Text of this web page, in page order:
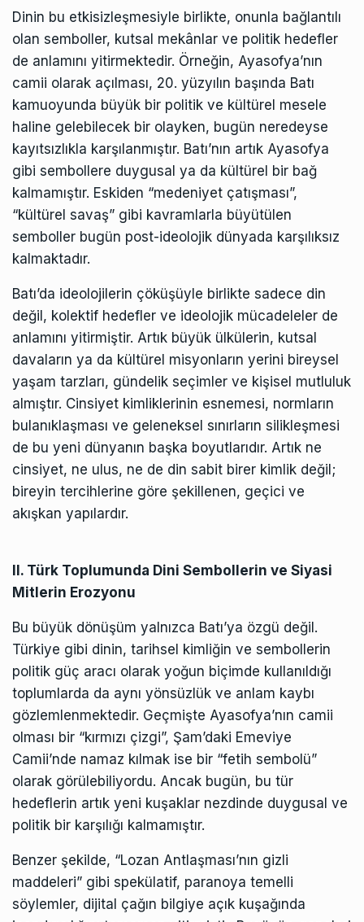
Dinin bu etkisizleşmesiyle birlikte, onunla bağlantılı
olan semboller, kutsal mekânlar ve politik hedefler
de anlamını yitirmektedir. Örneğin, Ayasofya’nın
camii olarak açılması, 20. yüzyılın başında Batı
kamuoyunda büyük bir politik ve kültürel mesele
haline gelebilecek bir olayken, bugün neredeyse
kayıtsızlıkla karşılanmıştır. Batı’nın artık Ayasofya
gibi sembollere duygusal ya da kültürel bir bağ
kalmamıştır. Eskiden “medeniyet çatışması”,
“kültürel savaş” gibi kavramlarla büyütülen
semboller bugün post-ideolojik dünyada karşılıksız
kalmaktadır.
Batı’da ideolojilerin çöküşüyle birlikte sadece din
değil, kolektif hedefler ve ideolojik mücadeleler de
anlamını yitirmiştir. Artık büyük ülkülerin, kutsal
davaların ya da kültürel misyonların yerini bireysel
yaşam tarzları, gündelik seçimler ve kişisel mutluluk
almıştır. Cinsiyet kimliklerinin esnemesi, normların
bulanıklaşması ve geleneksel sınırların silikleşmesi
de bu yeni dünyanın başka boyutlarıdır. Artık ne
cinsiyet, ne ulus, ne de din sabit birer kimlik değil;
bireyin tercihlerine göre şekillenen, geçici ve
akışkan yapılardır.
II. Türk Toplumunda Dini Sembollerin ve Siyasi
Mitlerin Erozyonu
Bu büyük dönüşüm yalnızca Batı’ya özgü değil.
Türkiye gibi dinin, tarihsel kimliğin ve sembollerin
politik güç aracı olarak yoğun biçimde kullanıldığı
toplumlarda da aynı yönsüzlük ve anlam kaybı
gözlemlenmektedir. Geçmişte Ayasofya’nın camii
olması bir “kırmızı çizgi”, Şam’daki Emeviye
Camii’nde namaz kılmak ise bir “fetih sembolü”
olarak görülebiliyordu. Ancak bugün, bu tür
hedeflerin artık yeni kuşaklar nezdinde duygusal ve
politik bir karşılığı kalmamıştır.
Benzer şekilde, “Lozan Antlaşması’nın gizli
maddeleri” gibi spekülatif, paranoya temelli
söylemler, dijital çağın bilgiye açık kuşağında